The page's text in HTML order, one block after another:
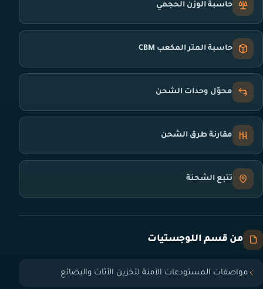
حاسبة الوزن الحجمي
حاسبة المتر المكعب CBM
محوّل وحدات الشحن
مقارنة طرق الشحن
تتبع الشحنة
من قسم اللوجستيات
مواصفات المستودعات الآمنة لتخزين الأثاث والبضائع